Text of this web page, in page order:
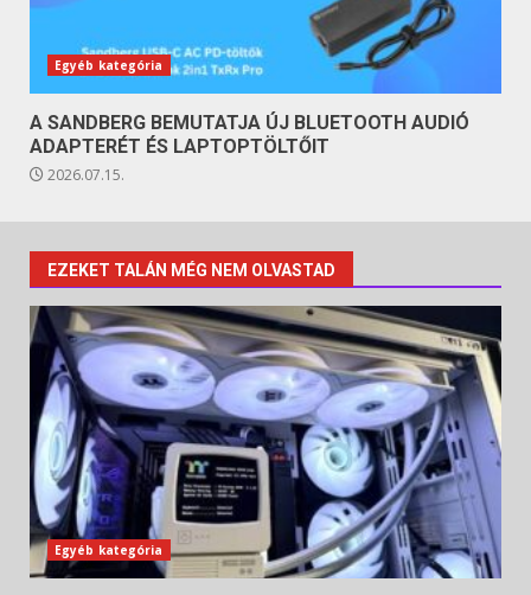
Egyéb kategória
A SANDBERG BEMUTATJA ÚJ BLUETOOTH AUDIÓ
ADAPTERÉT ÉS LAPTOPTÖLTŐIT
2026.07.15.
EZEKET TALÁN MÉG NEM OLVASTAD
Egyéb kategória